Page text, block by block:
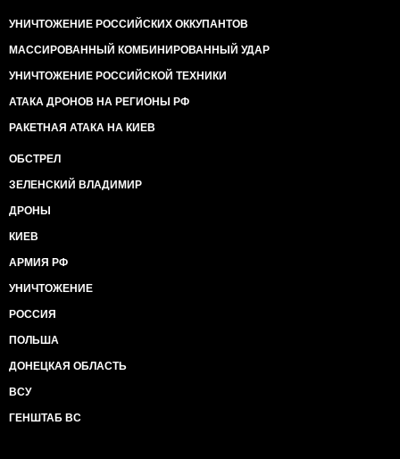
УНИЧТОЖЕНИЕ РОССИЙСКИХ ОККУПАНТОВ
МАССИРОВАННЫЙ КОМБИНИРОВАННЫЙ УДАР
УНИЧТОЖЕНИЕ РОССИЙСКОЙ ТЕХНИКИ
АТАКА ДРОНОВ НА РЕГИОНЫ РФ
РАКЕТНАЯ АТАКА НА КИЕВ
ОБСТРЕЛ
ЗЕЛЕНСКИЙ ВЛАДИМИР
ДРОНЫ
КИЕВ
АРМИЯ РФ
УНИЧТОЖЕНИЕ
РОССИЯ
ПОЛЬША
ДОНЕЦКАЯ ОБЛАСТЬ
ВСУ
ГЕНШТАБ ВС